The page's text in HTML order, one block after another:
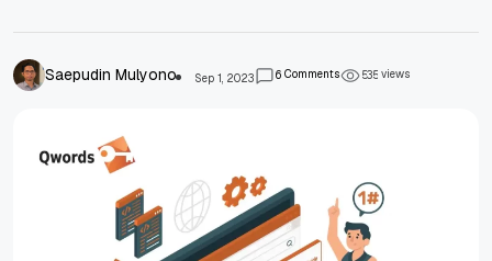
Saepudin Mulyono Sep 1, 2023 6Comments 535views